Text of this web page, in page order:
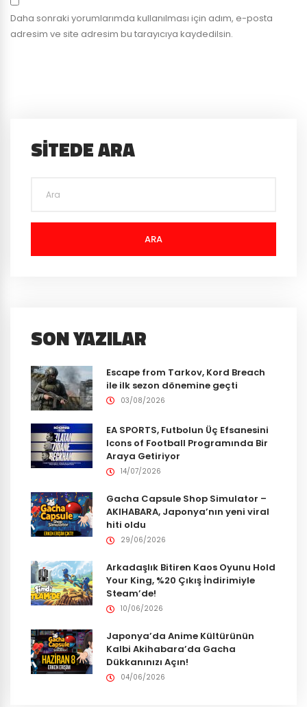
Daha sonraki yorumlarımda kullanılması için adım, e-posta
adresim ve site adresim bu tarayıcıya kaydedilsin.
SITEDE ARA
ARA
SON YAZILAR
Escape from Tarkov, Kord Breach
ile ilk sezon dönemine geçti
03/08/2026
EA SPORTS, Futbolun Üç Efsanesini
Icons of Football Programında Bir
Araya Getiriyor
14/07/2026
Gacha Capsule Shop Simulator –
AKIHABARA, Japonya’nın yeni viral
hiti oldu
29/06/2026
Arkadaşlık Bitiren Kaos Oyunu Hold
Your King, %20 Çıkış İndirimiyle
Steam’de!
10/06/2026
Japonya’da Anime Kültürünün
Kalbi Akihabara’da Gacha
Dükkanınızı Açın!
04/06/2026